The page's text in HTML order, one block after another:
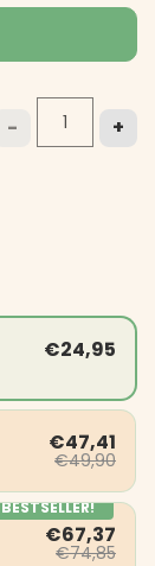
- +
€24,95
€47,41
€49,90
BESTSELLER!
€67,37
€74,85